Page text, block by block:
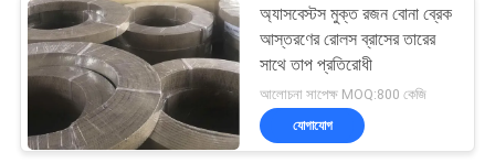
অ্যাসবেস্টস মুক্ত রজন বোনা ব্রেক
আস্তরণের রোলস ব্রাসের তারের
সাথে তাপ প্রতিরোধী
আলোচনা সাপেক্ষ MOQ:800 কেজি
যোগাযোগ